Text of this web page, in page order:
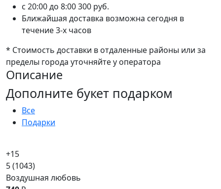
c 20:00 до 8:00300 руб.
Ближайшая доставка возможна сегодня в
течение 3-х часов
* Стоимость доставки в отдаленные районы или за
пределы города уточняйте у оператора
Описание
Дополните букет подарком
Все
Подарки
+15
5(1043)
Воздушная любовь